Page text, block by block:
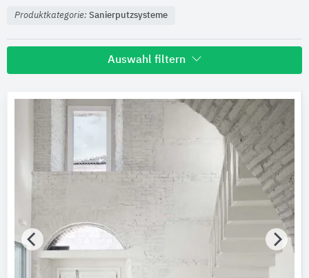
Produktkategorie: Sanierputzsysteme
Auswahl filtern
Remmers Gruppe SE
SAKRET-Trockenbaustoffe Europa
Sika Deutschland
Nachhaltigkeit